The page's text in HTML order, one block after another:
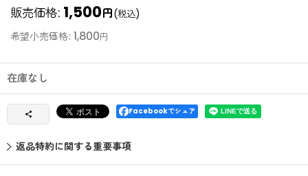
販売価格: 1,500円(税込)
希望小売価格: 1,800円
在庫なし
Facebookでシェア
返品特約に関する重要事項